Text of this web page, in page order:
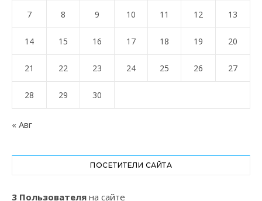
7 8 9 10 11 12 13
14 15 16 17 18 19 20
21 22 23 24 25 26 27
28 29 30
« Авг
ПОСЕТИТЕЛИ САЙТА
3 Пользователя на сайте